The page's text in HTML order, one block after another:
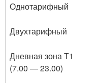
Однотарифный
Двухтарифный
Дневная зона Т1
(7.00 — 23.00)